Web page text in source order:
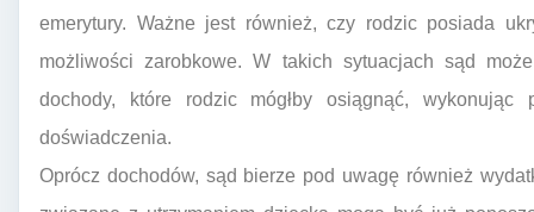
emerytury. Ważne jest również, czy rodzic posiada
możliwości zarobkowe. W takich sytuacjach sąd
dochody, które rodzic mógłby osiągnąć,
doświadczenia.
Oprócz dochodów, sąd bierze pod uwagę również